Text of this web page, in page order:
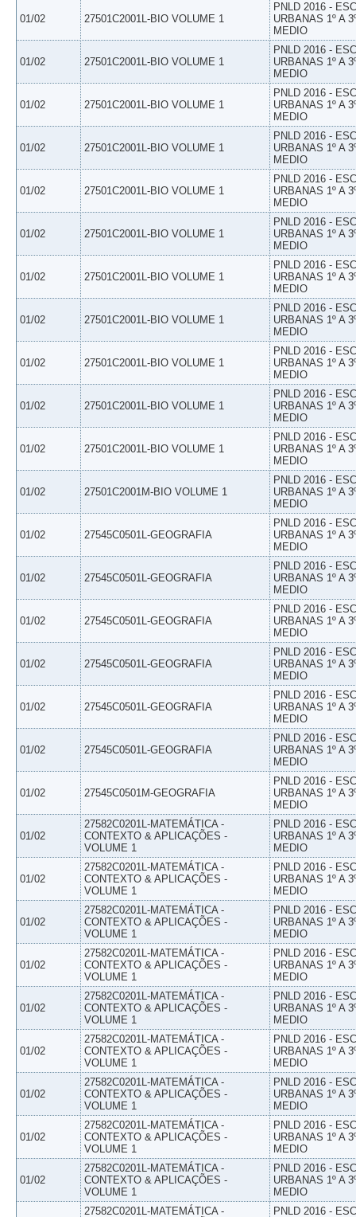
01/02 27501C2001L-BIO VOLUME 1
PNLD 2016 -
URBANAS 1º A
MEDIO
01/02 27501C2001L-BIO VOLUME 1
PNLD 2016 -
URBANAS 1º A
MEDIO
01/02 27501C2001L-BIO VOLUME 1
PNLD 2016 -
URBANAS 1º A
MEDIO
01/02 27501C2001L-BIO VOLUME 1
PNLD 2016 -
URBANAS 1º A
MEDIO
01/02 27501C2001L-BIO VOLUME 1
PNLD 2016 -
URBANAS 1º A
MEDIO
01/02 27501C2001L-BIO VOLUME 1
PNLD 2016 -
URBANAS 1º A
MEDIO
01/02 27501C2001L-BIO VOLUME 1
PNLD 2016 -
URBANAS 1º A
MEDIO
01/02 27501C2001L-BIO VOLUME 1
PNLD 2016 -
URBANAS 1º A
MEDIO
01/02 27501C2001L-BIO VOLUME 1
PNLD 2016 -
URBANAS 1º A
MEDIO
01/02 27501C2001L-BIO VOLUME 1
PNLD 2016 -
URBANAS 1º A
MEDIO
01/02 27501C2001L-BIO VOLUME 1
PNLD 2016 -
URBANAS 1º A
MEDIO
01/02 27501C2001M-BIO VOLUME 1
PNLD 2016 -
URBANAS 1º A
MEDIO
01/02 27545C0501L-GEOGRAFIA
PNLD 2016 -
URBANAS 1º A
MEDIO
01/02 27545C0501L-GEOGRAFIA
PNLD 2016 -
URBANAS 1º A
MEDIO
01/02 27545C0501L-GEOGRAFIA
PNLD 2016 -
URBANAS 1º A
MEDIO
01/02 27545C0501L-GEOGRAFIA
PNLD 2016 -
URBANAS 1º A
MEDIO
01/02 27545C0501L-GEOGRAFIA
PNLD 2016 -
URBANAS 1º A
MEDIO
01/02 27545C0501L-GEOGRAFIA
PNLD 2016 -
URBANAS 1º A
MEDIO
01/02 27545C0501M-GEOGRAFIA
PNLD 2016 -
URBANAS 1º A
MEDIO
01/02
27582C0201L-MATEMÁTICA -
CONTEXTO & APLICAÇÕES -
VOLUME 1
PNLD 2016 -
URBANAS 1º A
MEDIO
01/02
27582C0201L-MATEMÁTICA -
CONTEXTO & APLICAÇÕES -
VOLUME 1
PNLD 2016 -
URBANAS 1º A
MEDIO
01/02
27582C0201L-MATEMÁTICA -
CONTEXTO & APLICAÇÕES -
VOLUME 1
PNLD 2016 -
URBANAS 1º A
MEDIO
01/02
27582C0201L-MATEMÁTICA -
CONTEXTO & APLICAÇÕES -
VOLUME 1
PNLD 2016 -
URBANAS 1º A
MEDIO
01/02
27582C0201L-MATEMÁTICA -
CONTEXTO & APLICAÇÕES -
VOLUME 1
PNLD 2016 -
URBANAS 1º A
MEDIO
01/02
27582C0201L-MATEMÁTICA -
CONTEXTO & APLICAÇÕES -
VOLUME 1
PNLD 2016 -
URBANAS 1º A
MEDIO
01/02
27582C0201L-MATEMÁTICA -
CONTEXTO & APLICAÇÕES -
VOLUME 1
PNLD 2016 -
URBANAS 1º A
MEDIO
01/02
27582C0201L-MATEMÁTICA -
CONTEXTO & APLICAÇÕES -
VOLUME 1
PNLD 2016 -
URBANAS 1º A
MEDIO
01/02
27582C0201L-MATEMÁTICA -
CONTEXTO & APLICAÇÕES -
VOLUME 1
PNLD 2016 -
URBANAS 1º A
MEDIO
27582C0201L-MATEMÁTICA -
PNLD 2016 -